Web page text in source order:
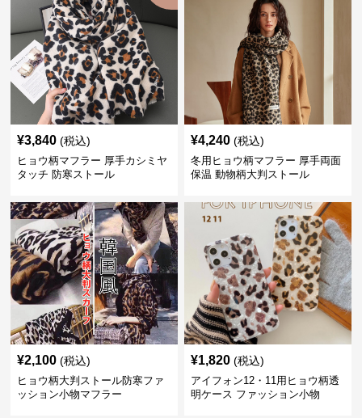
¥3,840 (税込)
ヒョウ柄マフラー 厚手カシミヤ
タッチ 防寒ストール
¥4,240 (税込)
冬用ヒョウ柄マフラー 厚手両面
保温 動物柄大判ストール
¥2,100 (税込)
ヒョウ柄大判ストール防寒ファ
ッション小物マフラー
¥1,820 (税込)
アイフォン12・11用ヒョウ柄透
明ケース ファッション小物